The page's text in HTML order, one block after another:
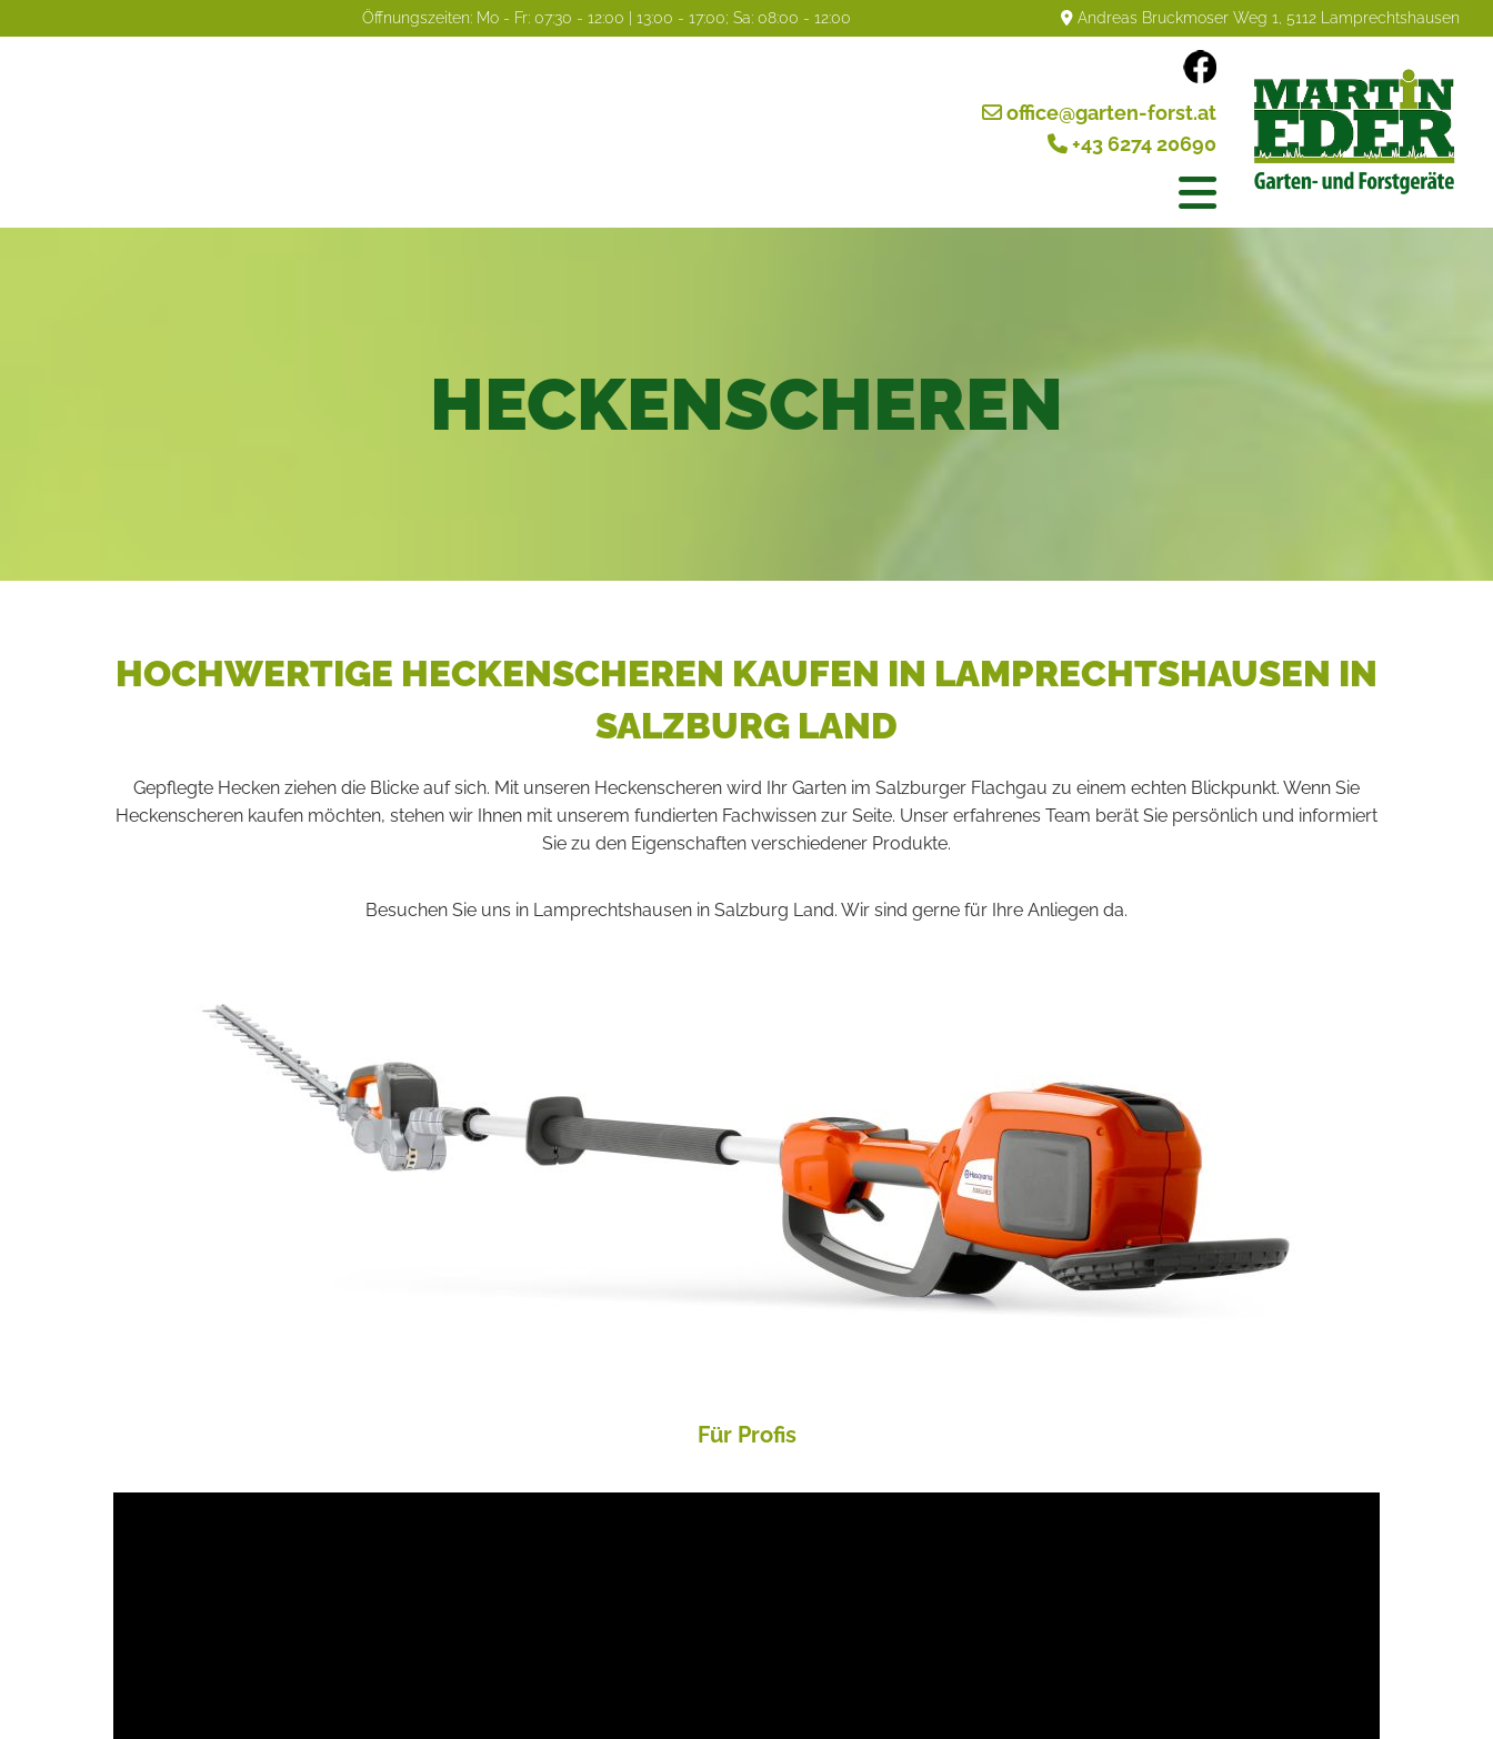
Öffnungszeiten: Mo - Fr: 07:30 - 12:00 | 13:00 - 17:00; Sa: 08:00 - 12:00  Andreas Bruckmoser Weg 1, 5112 Lamprechtshausen
 office@garten-forst.at
 +43 6274 20690
HECKENSCHEREN
HOCHWERTIGE HECKENSCHEREN KAUFEN IN LAMPRECHTSHAUSEN IN
SALZBURG LAND
Gepflegte Hecken ziehen die Blicke auf sich. Mit unseren Heckenscheren wird Ihr Garten im Salzburger Flachgau zu einem echten Blickpunkt. Wenn Sie
Heckenscheren kaufen möchten, stehen wir Ihnen mit unserem fundierten Fachwissen zur Seite. Unser erfahrenes Team berät Sie persönlich und informiert
Sie zu den Eigenschaften verschiedener Produkte.
Besuchen Sie uns in Lamprechtshausen in Salzburg Land. Wir sind gerne für Ihre Anliegen da.
Für Profis